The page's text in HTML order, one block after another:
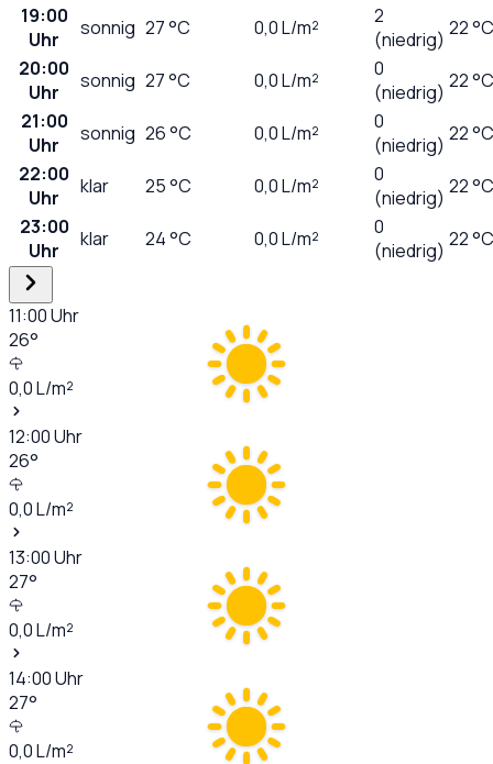
19:00
Uhr
sonnig 27°C 0,0L/m²
2
(niedrig) 22 °C
20:00
Uhr
sonnig 27°C 0,0L/m²
0
(niedrig) 22 °C
21:00
Uhr
sonnig 26°C 0,0L/m²
0
(niedrig) 22 °C
22:00
Uhr
klar 25°C 0,0L/m²
0
(niedrig) 22 °C
23:00
Uhr
klar 24°C 0,0L/m²
0
(niedrig) 22 °C
11:00Uhr
26°
0,0L/m²
12:00Uhr
26°
0,0L/m²
13:00Uhr
27°
0,0L/m²
14:00Uhr
27°
0,0L/m²